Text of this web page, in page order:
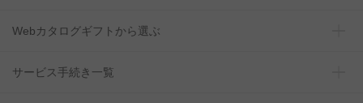
Webカタログギフトから選ぶ
サービス手続き一覧